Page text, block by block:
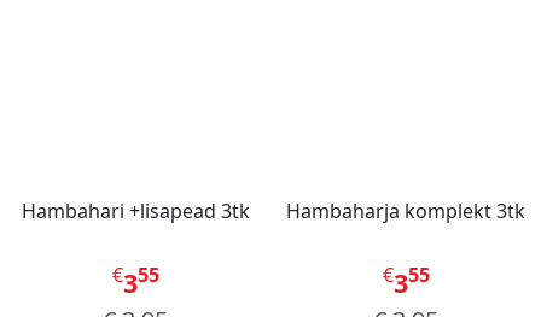
Hambahari +lisapead 3tk
€355
Hambaharja komplekt 3tk
€355